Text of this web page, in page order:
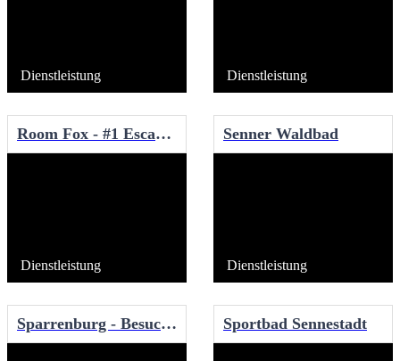
Dienstleistung Dienstleistung
Room Fox - #1 Escape Room Bielefeld
Dienstleistung
Senner Waldbad
Dienstleistung
Sparrenburg - Besucher-Informationszentrum Sportbad Sennestadt